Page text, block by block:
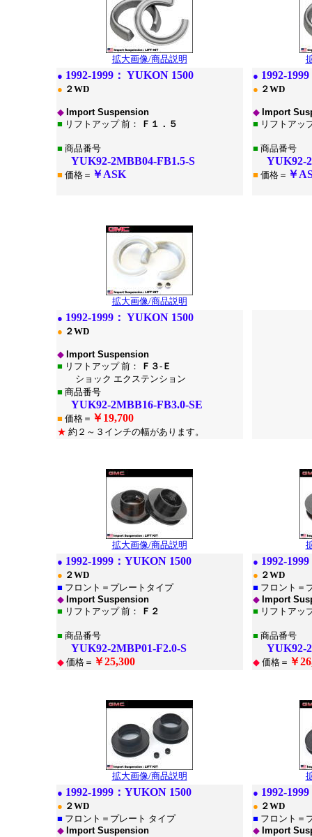
拡大画像/商品説明
● 1992-1999： YUKON 1500
● ２WD
◆ Import Suspension
■ リフトアップ 前： Ｆ１．５
■ 商品番号
YUK92-2MBB04-FB1.5-S
■ 価格＝ ￥ASK
● 1992-1999
● ２WD
◆ Import
■ リフトアッ
■ 商品番号
YUK92-
■ 価格＝ ￥
拡大画像/商品説明
● 1992-1999： YUKON 1500
● ２WD
◆ Import Suspension
■ リフトアップ 前：
Ｆ３-Ｅ
ショック エクステンション
■ 商品番号
YUK92-2MBB16-FB3.0-SE
■ 価格＝ ￥19,700
★ 約２～３インチの幅があります。
拡大画像/商品説明
● 1992-1999： YUKON 1500
● ２WD
■ フロント＝プレートタイプ
◆ Import Suspension
■ リフトアップ 前： Ｆ２
■ 商品番号
YUK92-2MBP01-F2.0-S
◆価格＝ ￥25,300
● 1992-1999
● ２WD
■ フロント＝
◆ Import
■ リフトアッ
■ 商品番号
YUK92-
◆価格＝ ￥
拡大画像/商品説明
● 1992-1999： YUKON 1500
● ２WD
■ フロント＝プレート タイプ
◆ Import Suspension
● 1992-1999
● ２WD
■ フロント＝
◆ Import